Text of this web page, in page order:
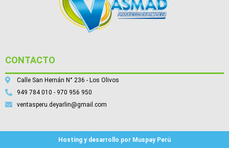
CONTACTO
Calle San Hernán N° 236 - Los Olivos
949 784 010 - 970 956 950
ventasperu.deyarlin@gmail.com
Hosting y desarrollo por Muspay Perú